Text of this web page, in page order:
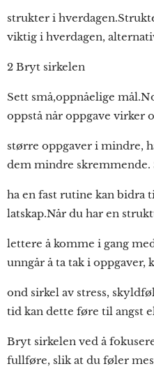
strukter i
viktig i hverdagen,
2 Bryt sirkelen
Sett små,oppnåelige
oppstå når oppgave virker
større oppgaver i mindre,
dem mindre skremmende.
ha en fast rutine kan bidra
latskap.Når du har en
lettere å komme i gang
unngår å ta tak i oppgaver,
ond sirkel av stress,
tid kan dette føre til angst
Bryt sirkelen ved å
fullføre, slik at du føler